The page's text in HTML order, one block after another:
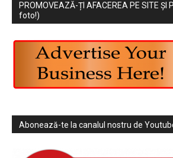
PROMOVEAZĂ-ȚI AFACEREA PE SITE ȘI
foto!)
Abonează-te la canalul nostru de